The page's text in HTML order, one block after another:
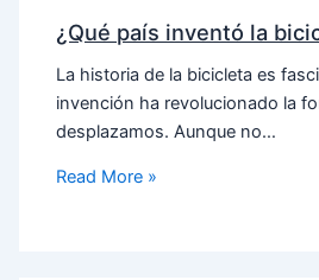
¿Qué país inventó la
La historia de la bicicleta es
invención ha revolucionado la
desplazamos. Aunque no…
Read More »